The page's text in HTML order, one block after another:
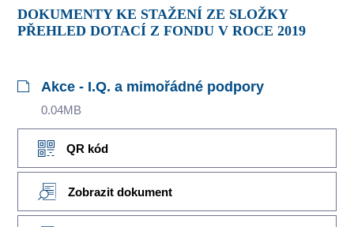
DOKUMENTY KE STAŽENÍ ZE SLOŽKY
PŘEHLED DOTACÍ Z FONDU V ROCE 2019
Akce - I.Q. a mimořádné podpory
0.04MB
QR kód
Zobrazit dokument